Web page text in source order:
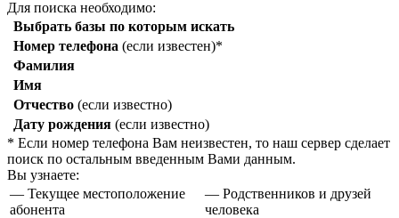
Для поиска необходимо:
Выбрать базы по которым искать
Номер телефона (если известен)*
Фамилия
Имя
Отчество (если известно)
Дату рождения (если известно)
* Если номер телефона Вам неизвестен, то наш сервер сделает
поиск по остальным введенным Вами данным.
Вы узнаете:
— Текущее местоположение
абонента
— Родственников и друзей
человека